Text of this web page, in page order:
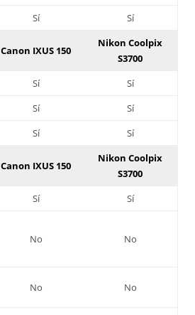
Sí Sí
Canon IXUS 150
Nikon Coolpix
S3700
Sí
Sí
Sí
Sí
Sí
Sí
Canon IXUS 150
Nikon Coolpix
S3700
Sí
Sí
No No
No No